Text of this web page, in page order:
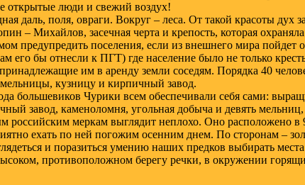
открытые люди и свежий воздух!
даль, поля, овраги. Вокруг – леса. От такой красоты дух
– Михайлов, засечная черта и крепость, которая
предупредить поселения, если из внешнего мира пойдет
бы отнесли к ПГТ) где население было не только
им в аренду земли соседям. Порядка 40
кузницу и кирпичный завод.
большевиков Чурики всем обеспечивали себя сами:
завод, каменоломня, угольная добыча и девять
меркам выглядит неплохо. Оно расположено в
ехать по ней погожим осенним днем. По сторонам –
и поразиться умению наших предков выбирать
противоположном берегу речки, в окружении